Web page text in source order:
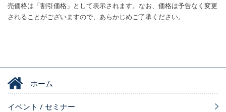
売価格は「割引価格」として表示されます。なお、価格は予告なく変更
されることがございますので、あらかじめご了承ください。
ホーム
イベント / セミナー